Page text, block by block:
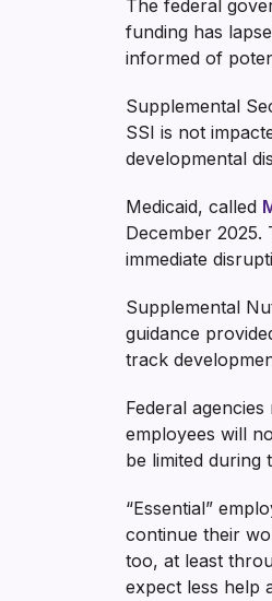
The federal
funding has
informed of
Supplemental
SSI is not
developmental
Medicaid, called
December 2025.
immediate
Supplemental
guidance
track
Federal
employees will
be limited during
“Essential”
continue their
too, at least
expect less help